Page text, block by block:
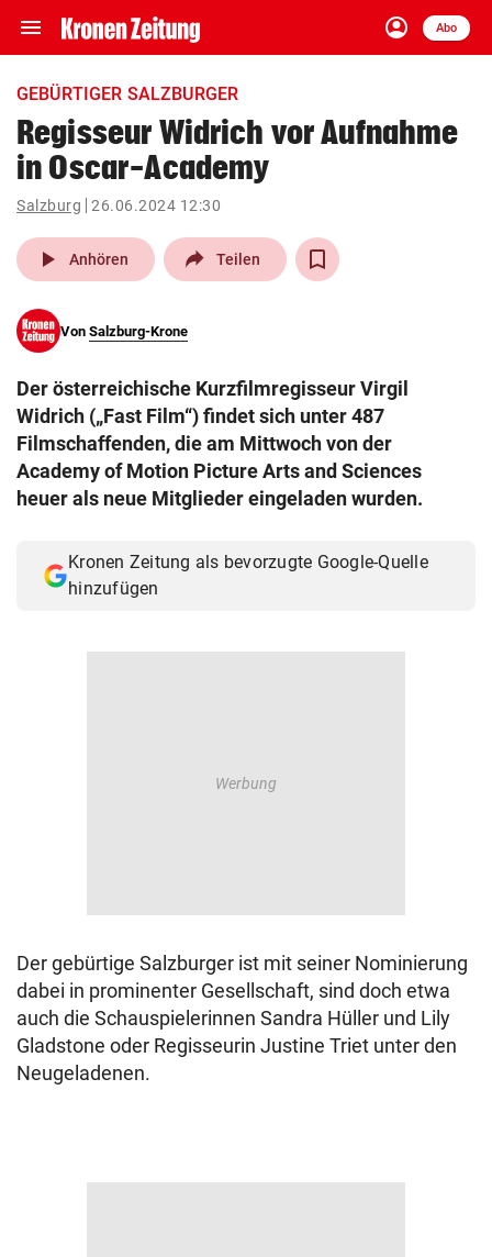
menu Navigation
ein-/ausklappen
account_circle
Anmelden
Abo
close Schließen
account_circle Anmelden
pin_drop
Wien arrow_right
search
eingeben
© Krone Multimedia GmbH & Co KG 2026
GEBÜRTIGER SALZBURGER
Regisseur Widrich vor Aufnahme
in Oscar-Academy
Salzburg 26.06.2024 12:30
play_arrow Anhören Teilen
Von Salzburg-Krone
Der österreichische Kurzfilmregisseur Virgil
Widrich („Fast Film“) findet sich unter 487
Filmschaffenden, die am Mittwoch von der
Academy of Motion Picture Arts and Sciences
heuer als neue Mitglieder eingeladen wurden.
Kronen Zeitung als bevorzugte Google-Quelle
hinzufügen
Der gebürtige Salzburger ist mit seiner Nominierung
dabei in prominenter Gesellschaft, sind doch etwa
auch die Schauspielerinnen Sandra Hüller und Lily
Gladstone oder Regisseurin Justine Triet unter den
Neugeladenen.